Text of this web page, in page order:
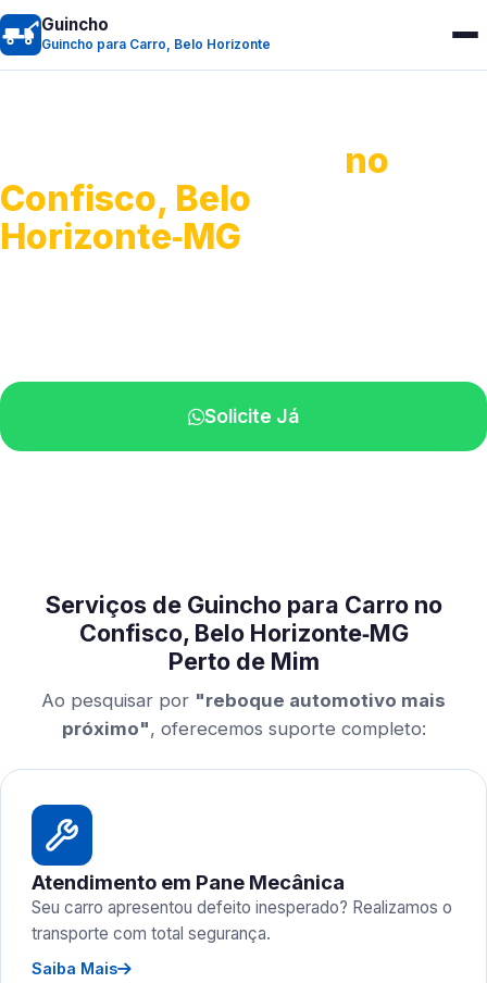
Guincho
Guincho para Carro, Belo Horizonte
no
Confisco, Belo
Horizonte‑MG
Solicite Já
Serviços de Guincho para Carro no
Confisco, Belo Horizonte‑MG
Perto de Mim
Ao pesquisar por "reboque automotivo mais
próximo", oferecemos suporte completo:
Atendimento em Pane Mecânica
Seu carro apresentou defeito inesperado? Realizamos o
transporte com total segurança.
Saiba Mais